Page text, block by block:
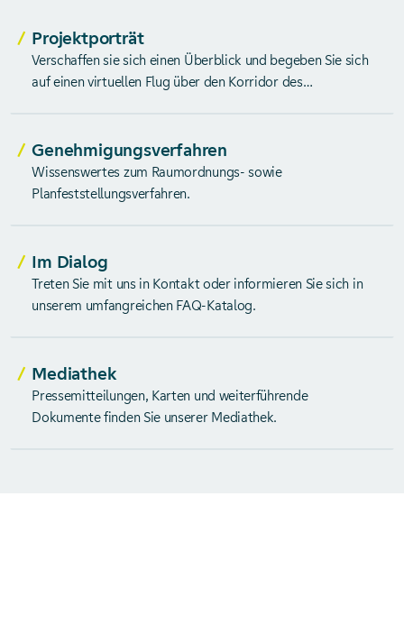
Projektporträt
Verschaffen sie sich einen Überblick und begeben Sie sich
auf einen virtuellen Flug über den Korridor des
Genehmigungsverfahren
Wissenswertes zum Raumordnungs- sowie
Planfeststellungsverfahren.
Im Dialog
Treten Sie mit uns in Kontakt oder informieren Sie sich in
unserem umfangreichen FAQ-Katalog.
Mediathek
Pressemitteilungen, Karten und weiterführende
Dokumente finden Sie unserer Mediathek.